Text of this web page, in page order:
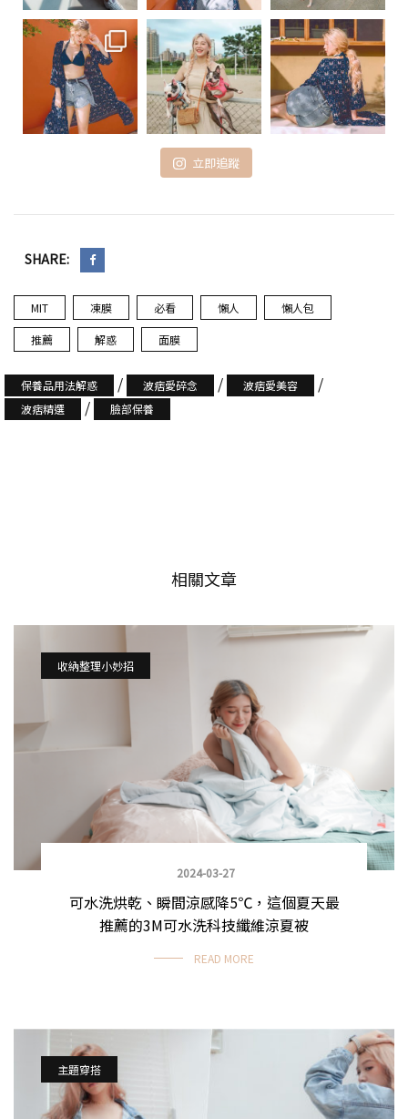
立即追蹤
SHARE:
MIT 凍膜 必看 懶人 懶人包
推薦 解惑 面膜
保養品用法解惑 / 波痞愛碎念 / 波痞愛美容 /
波痞精選 / 臉部保養
相關文章
收納整理小妙招
2024-03-27
可水洗烘乾、瞬間涼感降5℃，這個夏天最
推薦的3M可水洗科技纖維涼夏被
READ MORE
主題穿搭